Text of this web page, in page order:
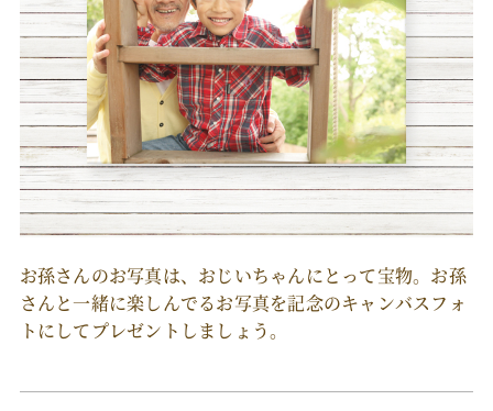
お孫さんのお写真は、おじいちゃんにとって宝物。お孫
さんと一緒に楽しんでるお写真を記念のキャンバスフォ
トにしてプレゼントしましょう。